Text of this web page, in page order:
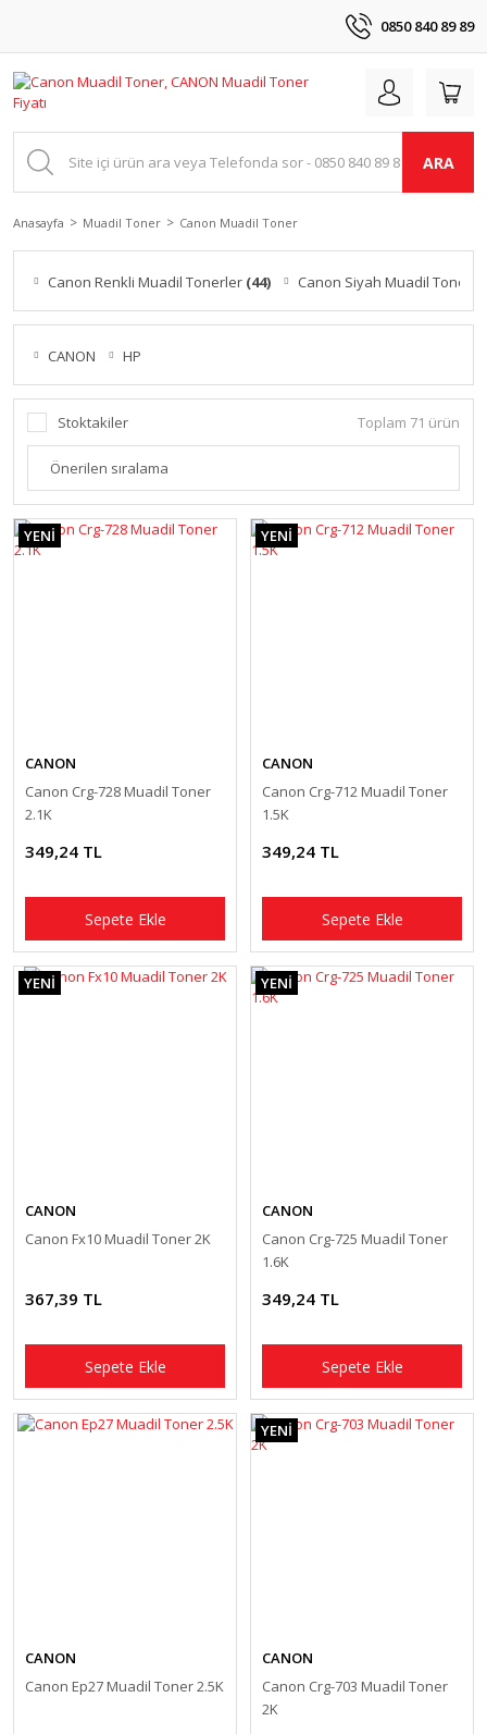
0850 840 89 89
ARA
Anasayfa Muadil Toner Canon Muadil Toner
Canon Renkli Muadil Tonerler (44) Canon Siyah Muadil
CANON HP
Stoktakiler Toplam 71 ürün
YENİ
CANON
Canon Crg-728 Muadil Toner
2.1K
349,24 TL
Sepete Ekle
YENİ
CANON
Canon Crg-712 Muadil Toner
1.5K
349,24 TL
Sepete Ekle
YENİ
CANON
Canon Fx10 Muadil Toner 2K
367,39 TL
Sepete Ekle
YENİ
CANON
Canon Crg-725 Muadil Toner
1.6K
349,24 TL
Sepete Ekle
CANON
Canon Ep27 Muadil Toner 2.5K
YENİ
CANON
Canon Crg-703 Muadil Toner
2K